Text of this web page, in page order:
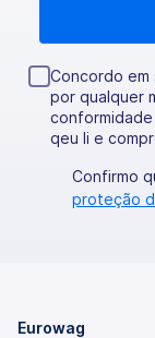
Concordo
por qualquer
conformidade
qeu li e
Confirmo
proteção
Eurowag